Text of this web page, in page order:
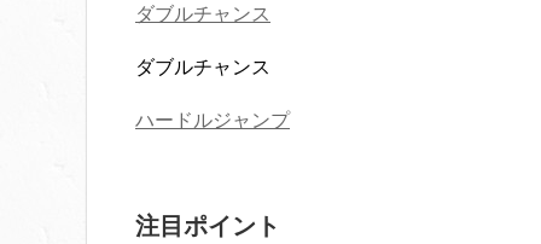
ダブルチャンス
ダブルチャンス
ハードルジャンプ
注目ポイント